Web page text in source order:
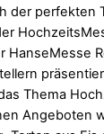
der perfekten
HanseMesse
Thema
Angeboten